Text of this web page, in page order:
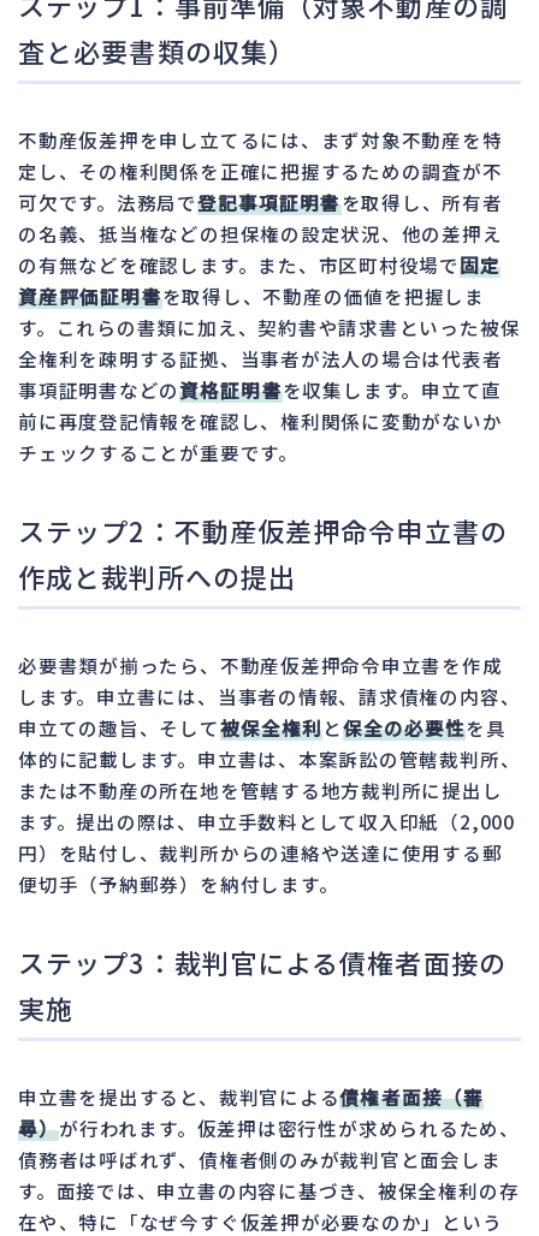
査と必要書類の収集）
不動産仮差押を申し立てるには、まず対象不動産を特
定し、その権利関係を正確に把握するための調査が不
可欠です。法務局で登記事項証明書を取得し、所有者
の名義、抵当権などの担保権の設定状況、他の差押え
の有無などを確認します。また、市区町村役場で固定
資産評価証明書を取得し、不動産の価値を把握しま
す。これらの書類に加え、契約書や請求書といった被保
全権利を疎明する証拠、当事者が法人の場合は代表者
事項証明書などの資格証明書を収集します。申立て直
前に再度登記情報を確認し、権利関係に変動がないか
チェックすることが重要です。
ステップ2：不動産仮差押命令申立書の
作成と裁判所への提出
必要書類が揃ったら、不動産仮差押命令申立書を作成
します。申立書には、当事者の情報、請求債権の内容、
申立ての趣旨、そして被保全権利と保全の必要性を具
体的に記載します。申立書は、本案訴訟の管轄裁判所、
または不動産の所在地を管轄する地方裁判所に提出し
ます。提出の際は、申立手数料として収入印紙（2,000
円）を貼付し、裁判所からの連絡や送達に使用する郵
便切手（予納郵券）を納付します。
ステップ3：裁判官による債権者面接の
実施
申立書を提出すると、裁判官による債権者面接（審
尋）が行われます。仮差押は密行性が求められるため、
債務者は呼ばれず、債権者側のみが裁判官と面会しま
す。面接では、申立書の内容に基づき、被保全権利の存
在や、特に「なぜ今すぐ仮差押が必要なのか」という